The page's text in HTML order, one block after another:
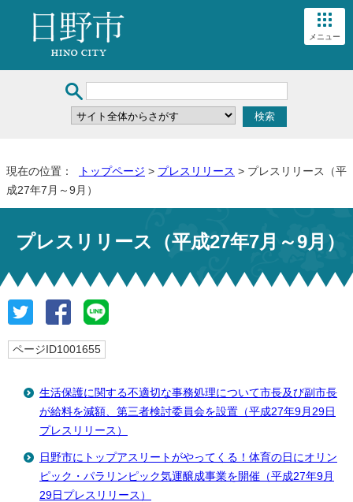
メニュー
現在の位置： トップページ > プレスリリース > プレスリリース（平
成27年7月～9月）
プレスリリース（平成27年7月～9月）
ページID1001655
生活保護に関する不適切な事務処理について市長及び副市長
が給料を減額、第三者検討委員会を設置（平成27年9月29日
プレスリリース）
日野市にトップアスリートがやってくる！体育の日にオリン
ピック・パラリンピック気運醸成事業を開催（平成27年9月
29日プレスリリース）